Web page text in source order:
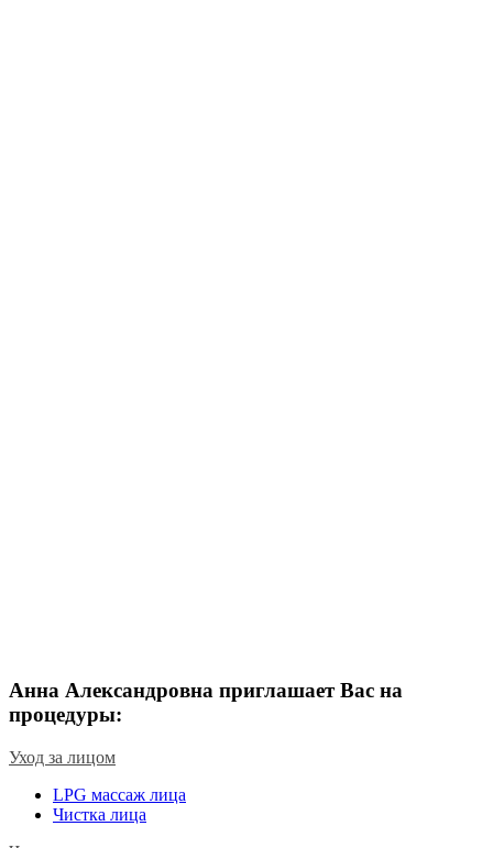
Анна Александровна приглашает Вас на
процедуры:
Уход за лицом
LPG массаж лица
Чистка лица